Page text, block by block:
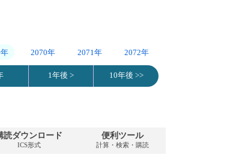
2070年 2071年 2072年
1年後 > 10年後 >>
読ダウンロード
ICS形式
便利ツール
計算・検索・購読